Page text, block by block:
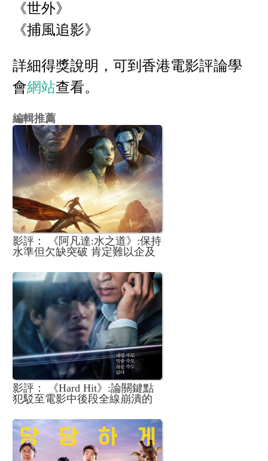
《世外》
《捕風追影》
詳細得獎說明，可到香港電影評論學
會網站查看。
編輯推薦
影評： 《阿凡達:水之道》:保持
水準但欠缺突破 肯定難以企及
影評： 《Hard Hit》:論關鍵點
犯駁至電影中後段全線崩潰的